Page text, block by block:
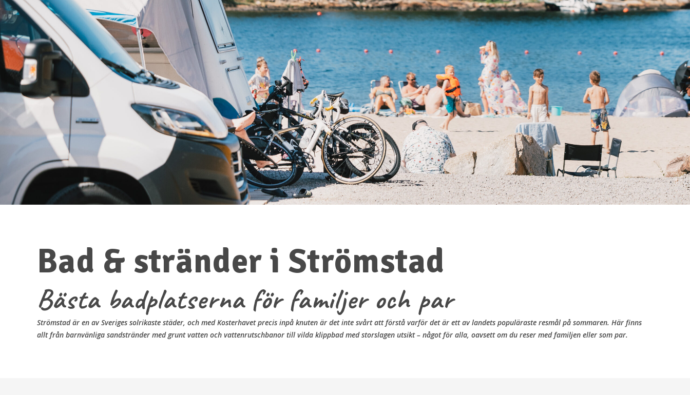
Bad & stränder i Strömstad
Bästa badplatserna för familjer och par
Strömstad är en av Sveriges solrikaste städer, och med Kosterhavet precis inpå knuten är det inte svårt att förstå varför det är ett av landets populäraste resmål på sommaren. Här finns
allt från barnvänliga sandstränder med grunt vatten och vattenrutschbanor till vilda klippbad med storslagen utsikt – något för alla, oavsett om du reser med familjen eller som par.